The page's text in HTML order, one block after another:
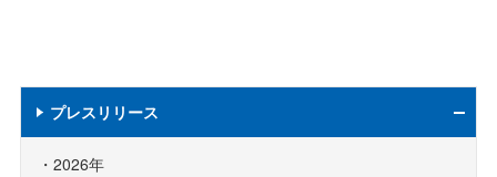
プレスリリース
2026年